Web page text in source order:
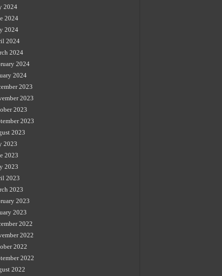
2024
2024
2024
2024
2024
2024
2024
2023
2023
2023
2023
2023
2023
2023
2023
2023
2023
2023
2023
2022
2022
2022
2022
2022